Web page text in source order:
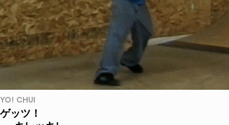
YO! CHUI
ゲッツ！